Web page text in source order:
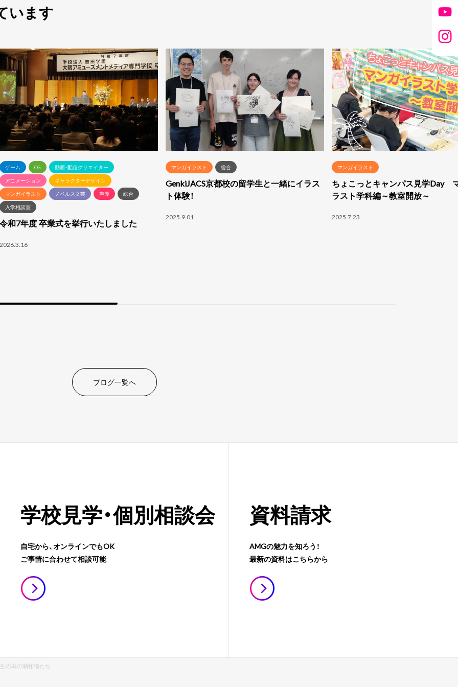
います
ゲーム CG
動画・配信クリエイター
アニメーション
キャラクターデザイン
マンガイラスト
ノベルス文芸 声優
総合
入学相談室
令和7年度 卒業式を挙行いたしました
2026.3.16
マンガイラスト 総合
GenkiJACS京都校の留学生と一緒にイラス
ト体験！
2025.9.01
マンガイラスト
ちょこっとキャンパス見学Day
ラスト学科編～教室開放～
2025.7.23
ブログ一覧へ
学校見学・個別相談会
自宅から、オンラインでもOK
ご事情に合わせて相談可能
資料請求
AMGの魅力を知ろう！
最新の資料はこちらから
の為の制作物たち